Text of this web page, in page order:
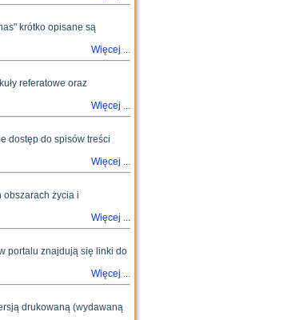
krótko opisane są
Więcej ...
referatowe oraz
Więcej ...
dostęp do spisów treści
Więcej ...
obszarach życia i
Więcej ...
portalu znajdują się linki do
Więcej ...
drukowaną (wydawaną